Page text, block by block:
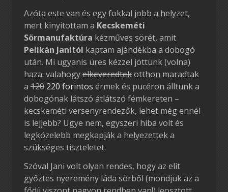
Azóta este van és egy fokkal jobb a helyzet,
mert kinyitottam a Kecskeméti
Sörmanufaktúra kézműves sörét, amit
Pelikán Janitól kaptam ajándékba a dobogó
után. Mi ugyanis üres kézzel jöttünk (volna)
haza: valahogyelkeveredtekotthon maradtak
a 120 220 forintos érmek és pucéron álltunk a
dobogónak látszó átlátszó fémkereten –
kecskeméti versenyrendezők, lehet még ennél
is lejjebb? Ugye nem, egyszeri hiba volt és
legközelebb megkapják a helyezettek a
szükséges tiszteletet.
Szóval Jani volt olyan rendes, hogy az elit
győztes nyeremény láda sörből (mondjuk az a